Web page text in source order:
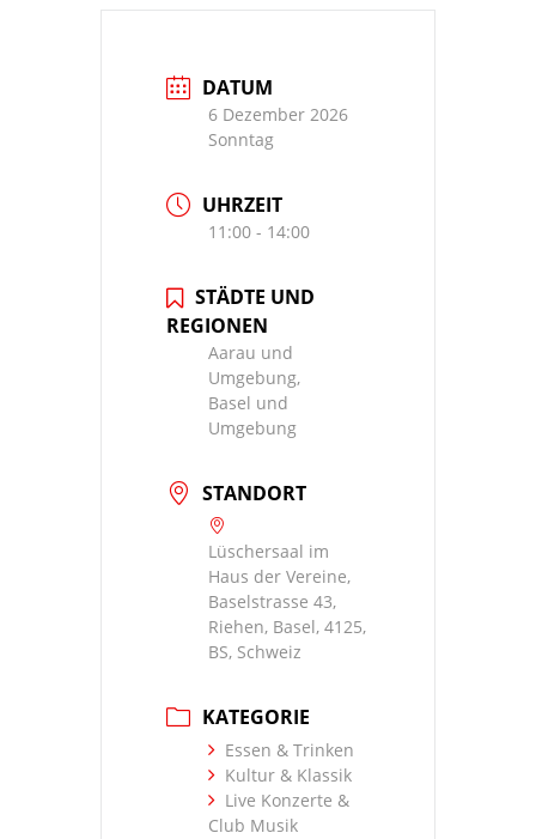
DATUM
6 Dezember 2026
Sonntag
UHRZEIT
11:00 - 14:00
STÄDTE UND
REGIONEN
Aarau und
Umgebung,
Basel und
Umgebung
STANDORT
Lüschersaal im
Haus der Vereine,
Baselstrasse 43,
Riehen, Basel, 4125,
BS, Schweiz
KATEGORIE
Essen & Trinken
Kultur & Klassik
Live Konzerte &
Club Musik